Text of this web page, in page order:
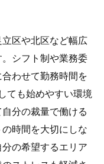
区や北区など幅広
シフト制や業務委
わせて勤務時間を
ても始めやすい環境
分の裁量で働ける
時間を大切にしな
の希望するエリア